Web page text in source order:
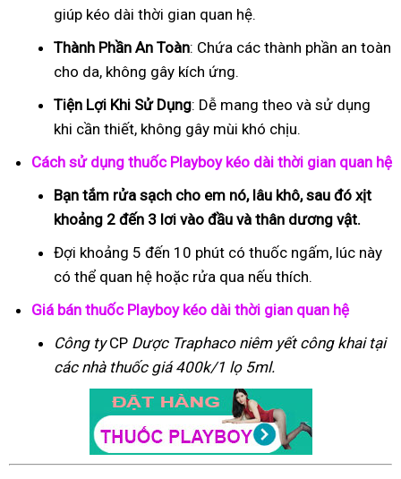
giúp kéo dài thời gian quan hệ.
Thành Phần An Toàn: Chứa các thành phần an toàn
cho da, không gây kích ứng.
Tiện Lợi Khi Sử Dụng: Dễ mang theo và sử dụng
khi cần thiết, không gây mùi khó chịu.
Cách sử dụng thuốc Playboy kéo dài thời gian quan hệ
Bạn tắm rửa sạch cho em nó, lâu khô, sau đó xịt
khoảng 2 đến 3 lơi vào đầu và thân dương vật.
Đợi khoảng 5 đến 10 phút có thuốc ngấm, lúc này
có thể quan hệ hoặc rửa qua nếu thích.
Giá bán thuốc Playboy kéo dài thời gian quan hệ
Công tyCP Dược Traphaconiêm yết công khai tại
các nhà thuốc giá 400k/1 lọ 5ml.